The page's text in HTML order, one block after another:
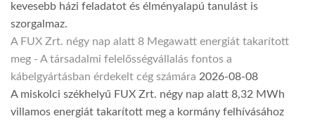
kevesebb házi feladatot és élményalapú tanulást is
szorgalmaz.
A FUX Zrt. négy nap alatt 8 Megawatt energiát takarított
meg - A társadalmi felelősségvállalás fontos a
kábelgyártásban érdekelt cég számára 2026-08-08
A miskolci székhelyű FUX Zrt. négy nap alatt 8,32 MWh
villamos energiát takarított meg a kormány felhívásához